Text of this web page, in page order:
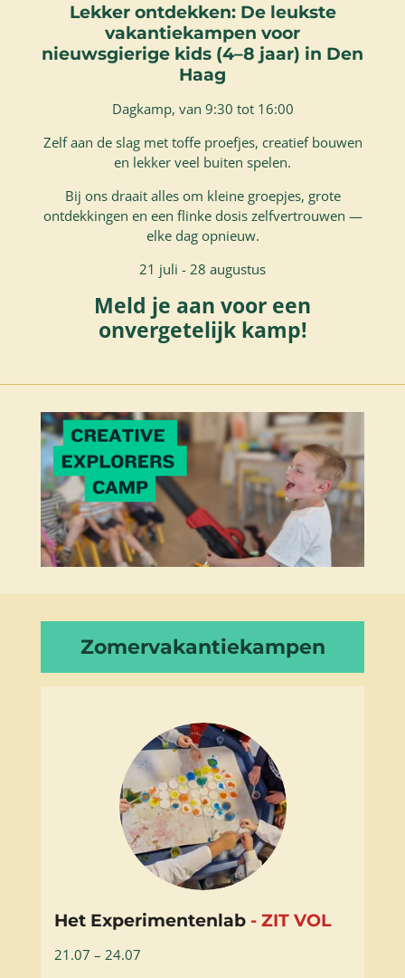
Lekker ontdekken: De leukste
vakantiekampen voor
nieuwsgierige kids (4–8 jaar) in Den
Haag
Dagkamp, van 9:30 tot 16:00
Zelf aan de slag met toffe proefjes, creatief bouwen
en lekker veel buiten spelen.
Bij ons draait alles om kleine groepjes, grote
ontdekkingen en een flinke dosis zelfvertrouwen —
elke dag opnieuw.
21 juli - 28 augustus
Meld je aan voor een
onvergetelijk kamp!
Zomervakantiekampen
Het Experimentenlab - ZIT VOL
21.07 – 24.07